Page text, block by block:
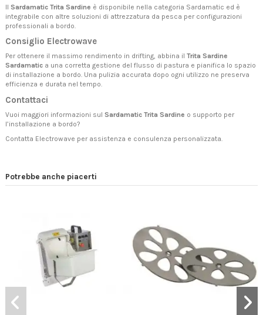
Il Sardamatic Trita Sardine è disponibile nella categoria Sardamatic ed è
integrabile con altre soluzioni di attrezzatura da pesca per configurazioni
professionali a bordo.
Consiglio Electrowave
Per ottenere il massimo rendimento in drifting, abbina il Trita Sardine
Sardamatic a una corretta gestione del flusso di pastura e pianifica lo spazio
di installazione a bordo. Una pulizia accurata dopo ogni utilizzo ne preserva
efficienza e durata nel tempo.
Contattaci
Vuoi maggiori informazioni sul Sardamatic Trita Sardine o supporto per
l’installazione a bordo?
Contatta Electrowave per assistenza e consulenza personalizzata.
Potrebbe anche piacerti